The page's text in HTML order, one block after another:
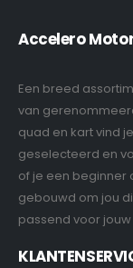
Accelero
Een breed
van
quad en kart vind
geselecteerd en
of je een beginner
gebouwd om jou
passend voor